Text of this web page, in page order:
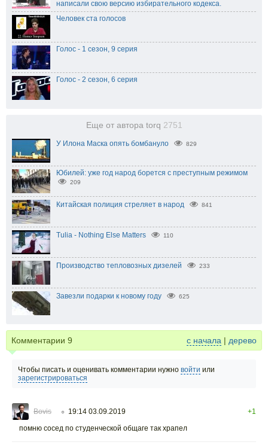
написали свою версию избирательного кодекса.
Человек ста голосов
Голос - 1 сезон, 9 серия
Голос - 2 сезон, 6 серия
Еще от автора torq 2751
У Илона Маска опять бомбануло 829
Юбилей: уже год народ борется с преступным режимом
209
Китайская полиция стреляет в народ 841
Tulia - Nothing Else Matters 110
Производство тепловозных дизелей 233
Завезли подарки к новому году 625
Комментарии 9 с начала | дерево
Чтобы писать и оценивать комментарии нужно войти или
зарегистрироваться
Bovis ○ 19:14 03.09.2019
+1
помню сосед по студенческой общаге так храпел